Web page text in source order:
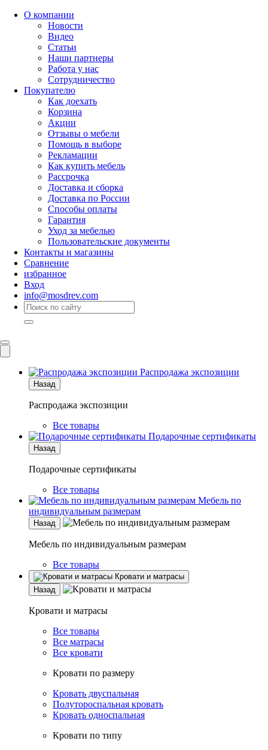
О компании
Новости
Видео
Статьи
Наши партнеры
Работа у нас
Сотрудничество
Покупателю
Как доехать
Корзина
Акции
Отзывы о мебели
Помощь в выборе
Рекламации
Как купить мебель
Рассрочка
Доставка и сборка
Доставка по России
Способы оплаты
Гарантия
Уход за мебелью
Пользовательские документы
Контакты и магазины
Сравнение
избранное
Вход
info@mosdrev.com
Распродажа экспозиции
Назад
Распродажа экспозиции
Все товары
Подарочные сертификаты
Назад
Подарочные сертификаты
Все товары
Мебель по
индивидуальным размерам
Назад
Мебель по индивидуальным размерам
Все товары
Кровати и матрасы
Назад
Кровати и матрасы
Все товары
Все матрасы
Все кровати
Кровати по размеру
Кровать двуспальная
Полутороспальная кровать
Кровать односпальная
Кровати по типу